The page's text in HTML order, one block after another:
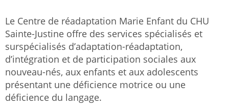
Le Centre de réadaptation Marie Enfant du CHU
Sainte-Justine offre des services spécialisés et
surspécialisés d’adaptation-réadaptation,
d’intégration et de participation sociales aux
nouveau-nés, aux enfants et aux adolescents
présentant une déficience motrice ou une
déficience du langage.